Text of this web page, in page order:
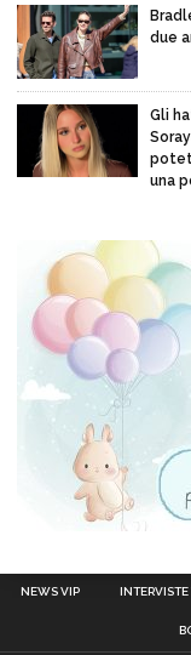
due
Gli
una
NEWS VIP INTERVISTE